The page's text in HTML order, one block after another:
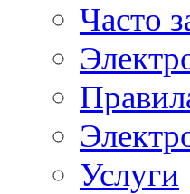
Часто
Услуги